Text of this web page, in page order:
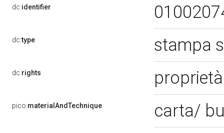
dc:identifier
dc:type stampa
dc:rights
pico:materialAndTechnique carta/